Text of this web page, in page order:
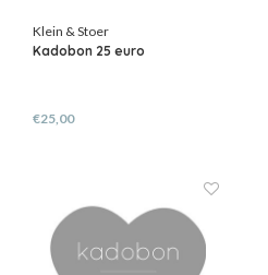
Klein & Stoer
Kadobon 25 euro
€25,00